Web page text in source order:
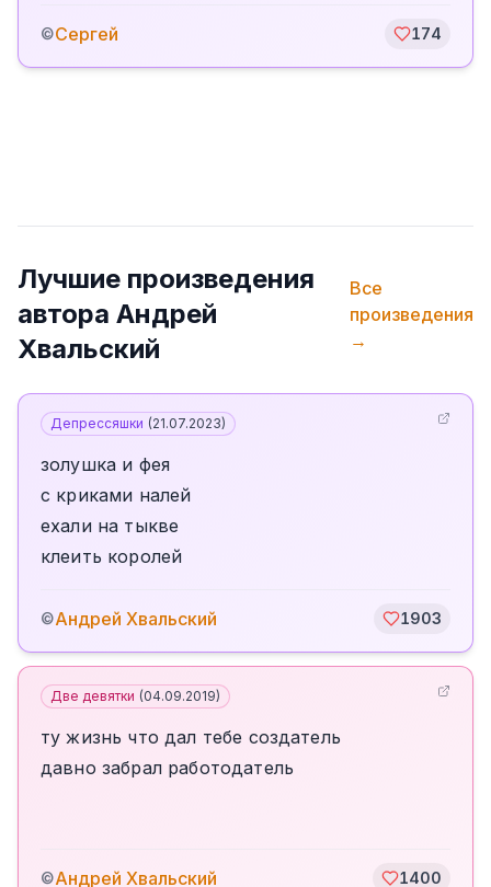
©Сергей 174
Лучшие произведения
автора Андрей
Хвальский
Все
произведения
→
Депрессяшки (21.07.2023)
золушка и фея
с криками налей
ехали на тыкве
клеить королей
©Андрей Хвальский 1903
Две девятки (04.09.2019)
ту жизнь что дал тебе создатель
давно забрал работодатель
©Андрей Хвальский 1400